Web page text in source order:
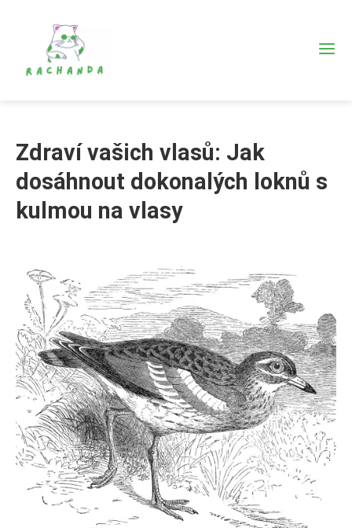
Zdraví vašich vlasů: Jak
dosáhnout dokonalých loknů s
kulmou na vlasy